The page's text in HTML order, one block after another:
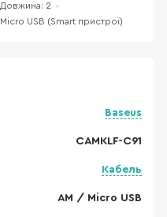
Довжина: 2
Micro USB (Smart пристрої)
Baseus
CAMKLF-C91
Кабель
AM / Micro USB